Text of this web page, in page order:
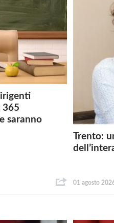
365
saranno
Trento:
01 agosto